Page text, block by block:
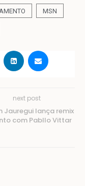
MSN
next post
Jauregui lança remix
com Pabllo Vittar